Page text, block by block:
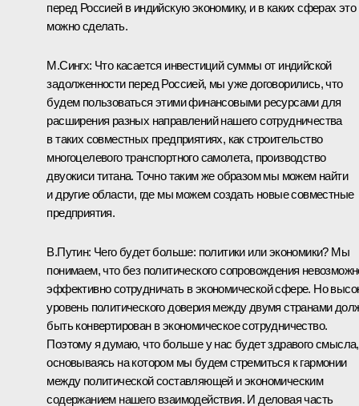
перед Россией в индийскую экономику, и в каких сферах это
можно сделать.
М.Сингх: Что касается инвестиций суммы от индийской
задолженности перед Россией, мы уже договорились, что
будем пользоваться этими финансовыми ресурсами для
расширения разных направлений нашего сотрудничества
в таких совместных предприятиях, как строительство
многоцелевого транспортного самолета, производство
двуокиси титана. Точно таким же образом мы можем найти
и другие области, где мы можем создать новые совместные
предприятия.
В.Путин: Чего будет больше: политики или экономики? Мы
понимаем, что без политического сопровождения
эффективно сотрудничать в экономической сфере. Но
уровень политического доверия между двумя странами
быть конвертирован в экономическое сотрудничество.
Поэтому я думаю, что больше у нас будет здравого смысла,
основываясь на котором мы будем стремиться к гармонии
между политической составляющей и экономическим
содержанием нашего взаимодействия. И деловая часть